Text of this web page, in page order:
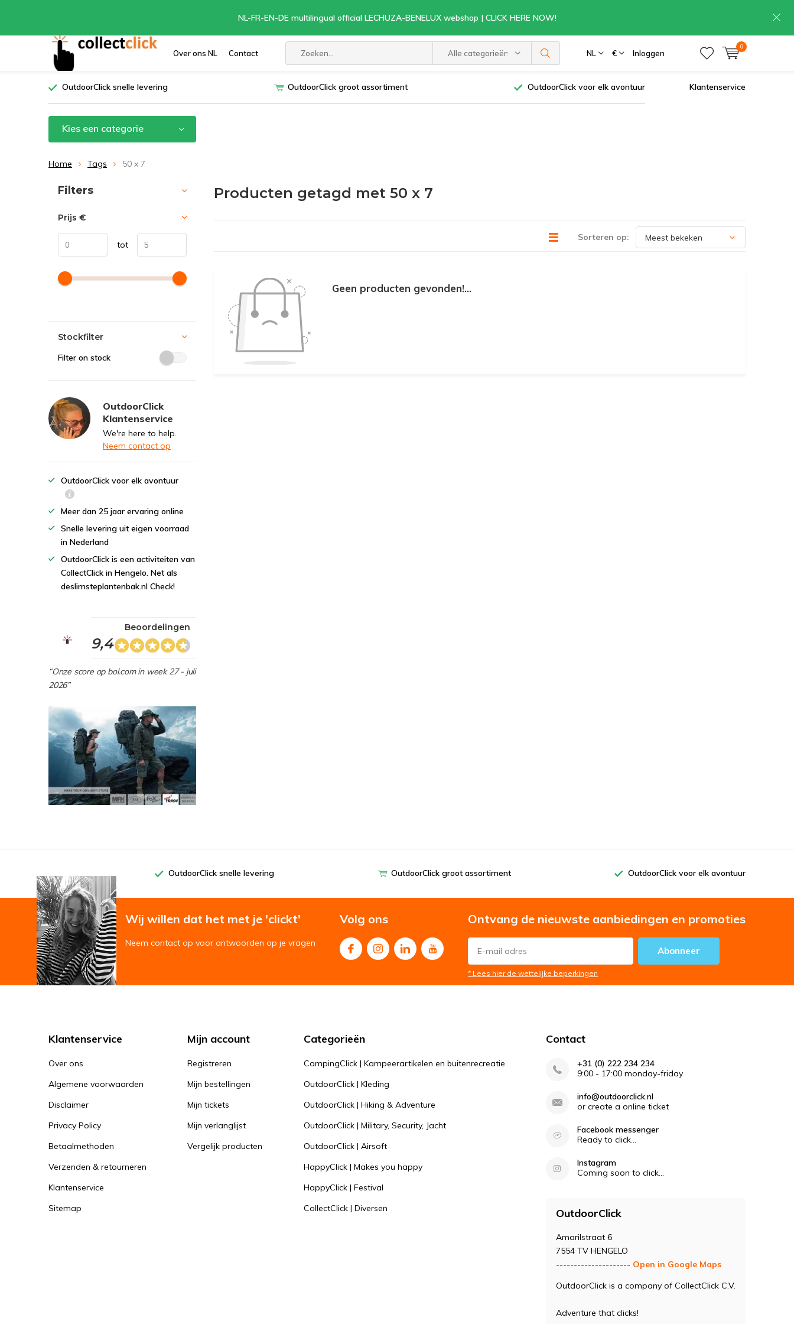
Over ons NL Contact Alle categorieën NL € Inloggen
0
NL-FR-EN-DE multilingual official LECHUZA-BENELUX webshop | CLICK HERE NOW!
OutdoorClick snelle levering OutdoorClick groot assortiment OutdoorClick voor elk avontuur Klantenservice
Kies een categorie
Home Tags 50 x 7
Producten getagd met 50 x 7
Sorteren op:
Geen producten gevonden!...
Sorteren op:
Filters
Prijs €
tot
Stockfilter
Filter on stock
OutdoorClick
Klantenservice
We're here to help.
Neem contact op
OutdoorClick voor elk avontuur
Meer dan 25 jaar ervaring online
Snelle levering uit eigen voorraad
in Nederland
OutdoorClick is een activiteiten van
CollectClick in Hengelo. Net als
deslimsteplantenbak.nl Check!
9,4
Beoordelingen
“Onze score op bol.com in week 27 - juli
2026”
OutdoorClick snelle levering OutdoorClick groot assortiment OutdoorClick voor elk avontuur
Wij willen dat het met je 'clickt'
Neem contact op voor antwoorden op je vragen
Volg ons Ontvang de nieuwste aanbiedingen en promoties
Abonneer
* Lees hier de wettelijke beperkingen
Klantenservice
Over ons
Algemene voorwaarden
Disclaimer
Privacy Policy
Betaalmethoden
Verzenden & retourneren
Klantenservice
Sitemap
Mijn account
Registreren
Mijn bestellingen
Mijn tickets
Mijn verlanglijst
Vergelijk producten
Categorieën
CampingClick | Kampeerartikelen en buitenrecreatie
OutdoorClick | Kleding
OutdoorClick | Hiking & Adventure
OutdoorClick | Military, Security, Jacht
OutdoorClick | Airsoft
HappyClick | Makes you happy
HappyClick | Festival
CollectClick | Diversen
Contact
+31 (0) 222 234 234
9:00 - 17:00 monday-friday
info@outdoorclick.nl
or create a online ticket
Facebook messenger
Ready to click...
Instagram
Coming soon to click...
OutdoorClick
Amarilstraat 6
7554 TV HENGELO
--------------------- Open in Google Maps
OutdoorClick is a company of CollectClick C.V.
Adventure that clicks!